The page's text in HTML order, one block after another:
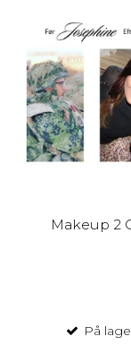
Makeup 2
På